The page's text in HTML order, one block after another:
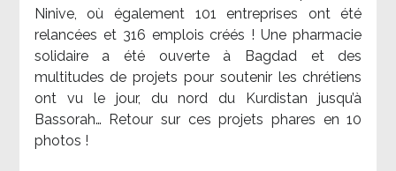
Ninive, où également 101 entreprises ont été
relancées et 316 emplois créés ! Une pharmacie
solidaire a été ouverte à Bagdad et des
multitudes de projets pour soutenir les chrétiens
ont vu le jour, du nord du Kurdistan jusqu’à
Bassorah… Retour sur ces projets phares en 10
photos !